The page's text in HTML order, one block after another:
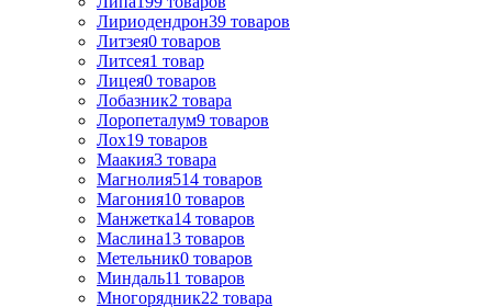
Лириодендрон39 товаров
Литзея0 товаров
Литсея1 товар
Лицея0 товаров
Лобазник2 товара
Лоропеталум9 товаров
Лох19 товаров
Маакия3 товара
Магнолия514 товаров
Магония10 товаров
Манжетка14 товаров
Маслина13 товаров
Метельник0 товаров
Миндаль11 товаров
Многорядник22 товара